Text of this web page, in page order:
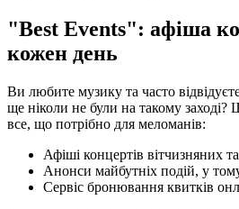
"Best Events": афіша
кожен день
Ви любите музику та часто
ще ніколи не були на такому
все, що потрібно для меломанів:
Афіші концертів вітчизняних
Анонси майбутніх подій, у тому
Сервіс бронювання квитків